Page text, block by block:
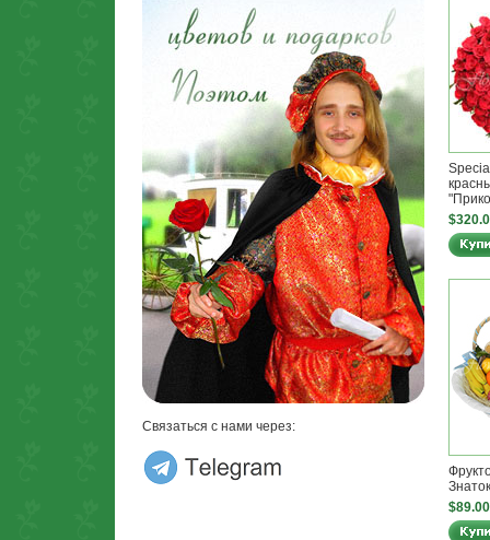
Связаться с нами через:
$89.00